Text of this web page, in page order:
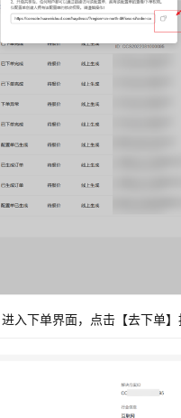
入下单界面，点击【去下单